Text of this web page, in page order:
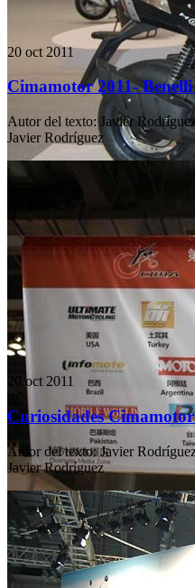
20 oct 2011
Cimamotor 2011-
Autor del texto: Javier
Javier Rodríguez
20 oct 2011
Curiosidades Cimamotor
Autor del texto: Javier
Javier Rodríguez